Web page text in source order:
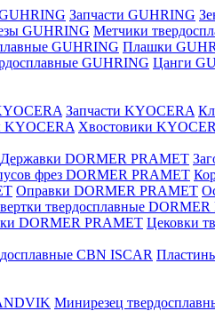
Запчасти GUHRING
GUHRING Метчики
GUHRING Плашки
GUHRING Цанги
Запчасти KYOCERA
KYOCERA Хвостовики
Державки DORMER PRAMET
фрез DORMER PRAMET
Оправки DORMER PRAMET
твердосплавные
DORMER PRAMET Цековки
CBN ISCAR
Минирезец